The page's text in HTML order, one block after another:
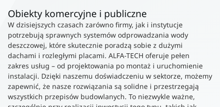
Obiekty komercyjne i publiczne
W dzisiejszych czasach zarówno firmy, jak i instytucje
potrzebują sprawnych systemów odprowadzania wody
deszczowej, które skutecznie poradzą sobie z dużymi
dachami i rozległymi placami. ALFA-TECH oferuje pełen
zakres usług – od projektowania po montaż i uruchomienie
instalacji. Dzięki naszemu doświadczeniu w sektorze, możemy
zapewnić, że nasze rozwiązania są solidne i przestrzegają
wszystkich przepisów budowlanych. To niezwykle ważne,